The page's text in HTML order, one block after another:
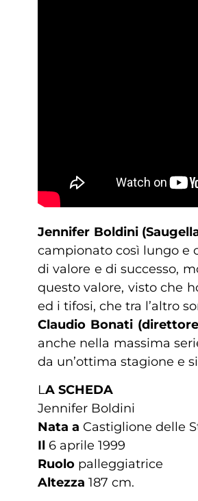
Jennifer Boldini
campionato così lungo e
di valore e di successo,
questo valore, visto che
ed i tifosi, che tra l’altro
Claudio Bonati
anche nella massima
da un’ottima stagione e
LA SCHEDA
Jennifer Boldini
Nata a Castiglione delle
Il 6 aprile 1999
Ruolo palleggiatrice
Altezza 187 cm.